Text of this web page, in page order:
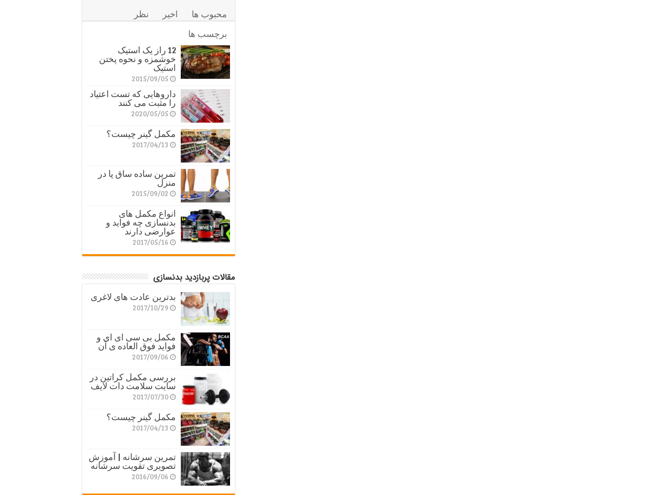
محبوب ها اخیر
نظر
برچسب ها
12 راز یک استیک
خوشمزه و نحوه پختن
استیک
2015/09/05
داروهایی که تست اعتیاد
را مثبت می کنند
2020/05/05
مکمل گینر چیست؟
2017/04/13
تمرین ساده ساق پا در
منزل
2015/09/02
انواع مکمل های
بدنسازی چه فواید و
عوارضی دارند
2017/05/16
مقالات پربازدید بدنسازی
بدترین عادت های لاغری
2017/10/29
مکمل بی سی ای ای و
فواید فوق العاده ی آن
2017/09/06
بررسی مکمل کراتین در
سایت سلامت دات لایف
2017/07/30
مکمل گینر چیست؟
2017/04/13
تمرین سرشانه | آموزش
تصویری تقویت سرشانه
2016/09/06